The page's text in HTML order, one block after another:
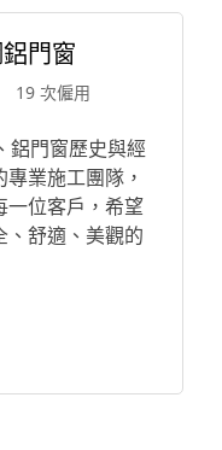
門窗
19 次僱用
鋁門窗歷史與經
業施工團隊，
一位客戶，希望
、舒適、美觀的